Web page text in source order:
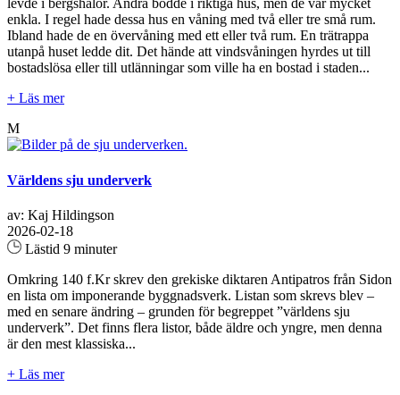
levde i bergshålor. Andra bodde i riktiga hus, men de var mycket
enkla. I regel hade dessa hus en våning med två eller tre små rum.
Ibland hade de en övervåning med ett eller två rum. En trätrappa
utanpå huset ledde dit. Det hände att vindsvåningen hyrdes ut till
bostadslösa eller till utlänningar som ville ha en bostad i staden...
+ Läs mer
M
Världens sju underverk
av: Kaj Hildingson
2026-02-18
Lästid 9 minuter
Omkring 140 f.Kr skrev den grekiske diktaren Antipatros från Sidon
en lista om imponerande byggnadsverk. Listan som skrevs blev –
med en senare ändring – grunden för begreppet ”världens sju
underverk”. Det finns flera listor, både äldre och yngre, men denna
är den mest klassiska...
+ Läs mer